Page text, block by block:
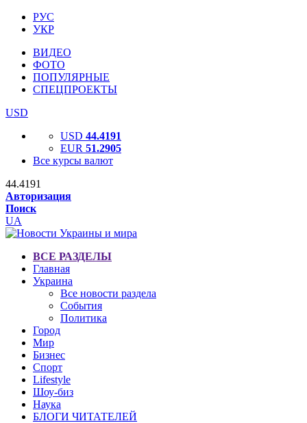
РУС
УКР
ВИДЕО
ФОТО
ПОПУЛЯРНЫЕ
СПЕЦПРОЕКТЫ
USD
USD 44.4191
EUR 51.2905
Все курсы валют
44.4191
Авторизация
Поиск
UA
ВСЕ РАЗДЕЛЫ
Главная
Украина
Все новости раздела
События
Политика
Город
Мир
Бизнес
Спорт
Lifestyle
Шоу-биз
Наука
БЛОГИ ЧИТАТЕЛЕЙ